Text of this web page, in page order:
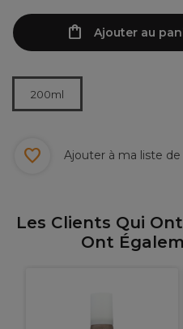
Ajouter au
200ml
Ajouter à ma liste
Les Clients Qui
Ont